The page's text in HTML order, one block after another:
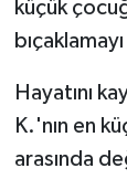
küçük
Hayatını
K.'nın en
arasında